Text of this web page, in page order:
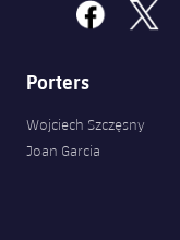
facebook
x
Porters
Wojciech Szczęsny
Joan Garcia